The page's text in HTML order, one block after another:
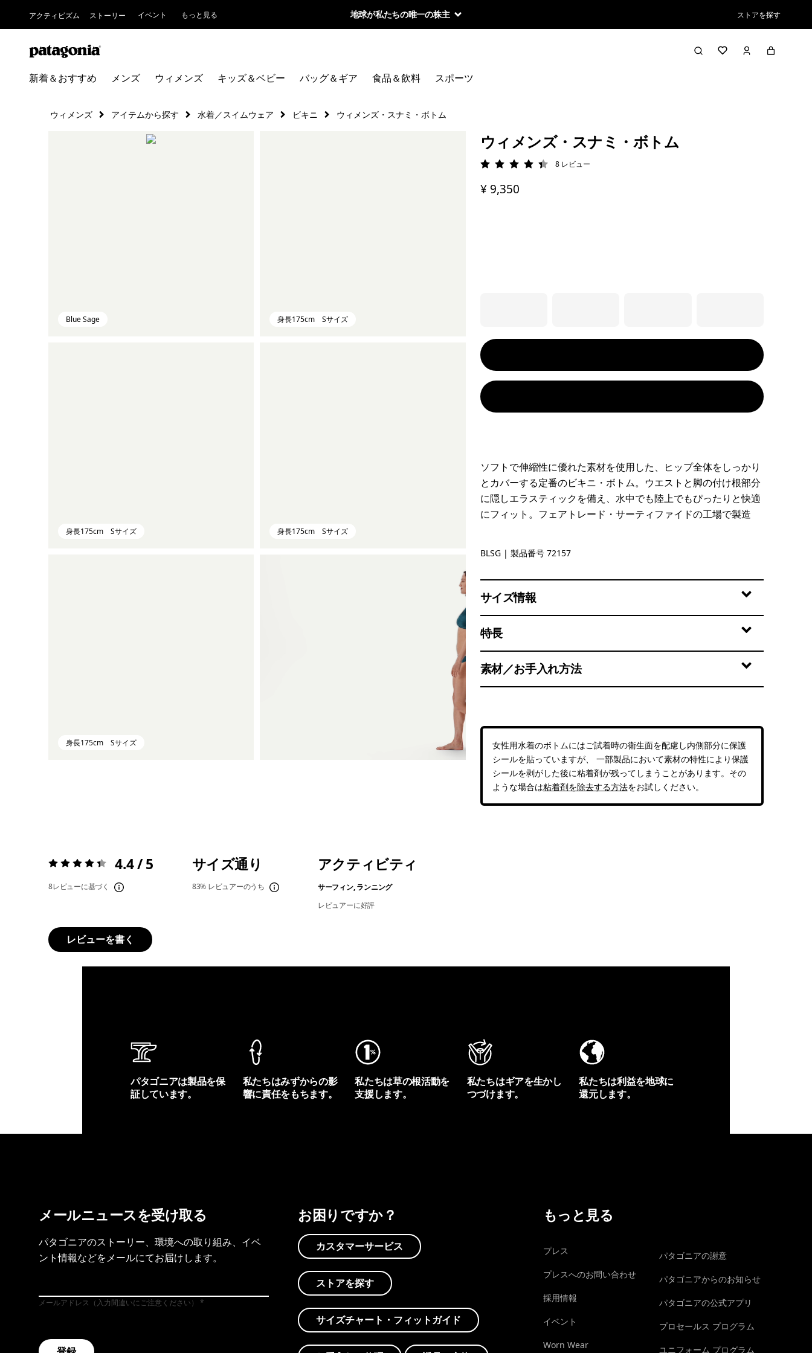
アクティビズム ストーリー イベント もっと見る 地球が私たちの唯一の株主 ストアを探す
新着＆おすすめ メンズ ウィメンズ キッズ＆ベビー バッグ＆ギア 食品＆飲料 スポーツ
ウィメンズ アイテムから探す 水着／スイムウェア ビキニ ウィメンズ・スナミ・ボトム
Blue Sage 身長175cm Sサイズ
身長175cm Sサイズ 身長175cm Sサイズ
身長175cm Sサイズ
ウィメンズ・スナミ・ボトム
評価: 4.4 / 5
8 レビュー
¥ 9,350
ソフトで伸縮性に優れた素材を使用した、ヒップ全体をしっかり
とカバーする定番のビキニ・ボトム。ウエストと脚の付け根部分
に隠しエラスティックを備え、水中でも陸上でもぴったりと快適
にフィット。フェアトレード・サーティファイドの工場で製造
Blue Sage
BLSG | 製品番号 72157
サイズ情報
特長
素材／お手入れ方法
女性用水着のボトムにはご試着時の衛生面を配慮し内側部分に保護
シールを貼っていますが、 一部製品において素材の特性により保護
シールを剥がした後に粘着剤が残ってしまうことがあります。その
ような場合は粘着剤を除去する方法をお試しください。
評価:4.4 / 5 4.4 / 5
8レビューに基づく
サイズ通り
83% レビュアーのうち
アクティビティ
サーフィン, ランニング
レビュアーに好評
レビューを書く
パタゴニアは製品を保
証しています。
私たちはみずからの影
響に責任をもちます。
私たちは草の根活動を
支援します。
私たちはギアを生かし
つづけます。
私たちは利益を地球に
還元します。
メールニュースを受け取る
パタゴニアのストーリー、環境への取り組み、イベ
ント情報などをメールにてお届けします。
メールアドレス（入力間違いにご注意ください）
お困りですか？
カスタマーサービス
ストアを探す
サイズチャート・フィットガイド
もっと見る
プレス
プレスへのお問い合わせ
採用情報
イベント
Worn Wear
パタゴニアの謝意
パタゴニアからのお知らせ
パタゴニアの公式アプリ
プロセールス プログラム
ユニフォーム プログラム